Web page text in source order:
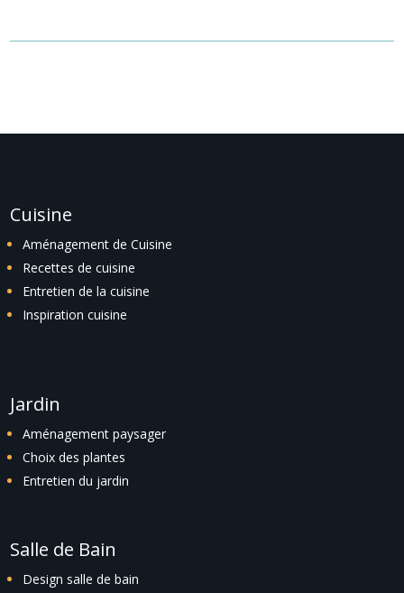
Cuisine
Aménagement de Cuisine
Recettes de cuisine
Entretien de la cuisine
Inspiration cuisine
Jardin
Aménagement paysager
Choix des plantes
Entretien du jardin
Salle de Bain
Design salle de bain